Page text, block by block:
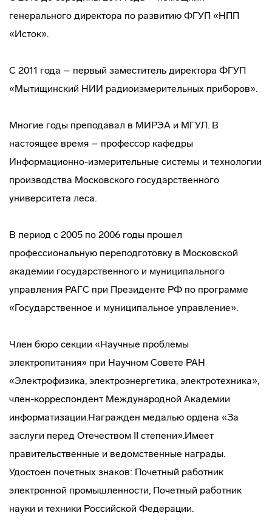
генерального директора по развитию ФГУП «НПП
«Исток».
С 2011 года – первый заместитель директора ФГУП
«Мытищинский НИИ радиоизмерительных приборов».
Многие годы преподавал в МИРЭА и МГУЛ. В
настоящее время – профессор кафедры
Информационно-измерительные системы и технологии
производства Московского государственного
университета леса.
В период с 2005 по 2006 годы прошел
профессиональную переподготовку в Московской
академии государственного и муниципального
управления РАГС при Президенте РФ по программе
«Государственное и муниципальное управление».
Член бюро секции «Научные проблемы
электропитания» при Научном Совете РАН
«Электрофизика, электроэнергетика, электротехника»,
член-корреспондент Международной Академии
информатизации.Награжден медалью ордена «За
заслуги перед Отечеством II степени».Имеет
правительственные и ведомственные награды.
Удостоен почетных знаков: Почетный работник
электронной промышленности, Почетный работник
науки и техники Российской Федерации.